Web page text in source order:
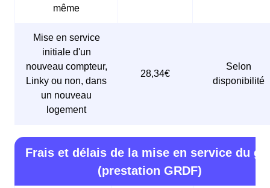
même
Mise en service
initiale d'un
nouveau compteur,
Linky ou non, dans
un nouveau
logement
28,34€
Selon
disponibilité
Frais et délais de la mise en service du
(prestation GRDF)